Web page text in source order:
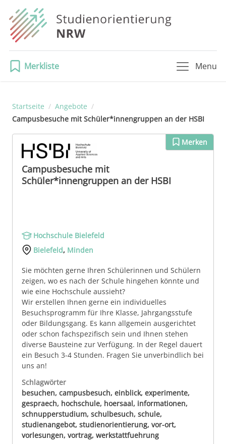
Merkliste Menu
Startseite / Angebote /
Campusbesuche mit Schüler*innengruppen an der HSBI
Merken
Campusbesuche mit
Schüler*innengruppen an der HSBI
Hochschule Bielefeld
Bielefeld, Minden
Sie möchten gerne Ihren Schülerinnen und Schülern
zeigen, wo es nach der Schule hingehen könnte und
wie eine Hochschule aussieht?
Wir erstellen Ihnen gerne ein individuelles
Besuchsprogramm für Ihre Klasse, Jahrgangsstufe
oder Bildungsgang. Es kann allgemein ausgerichtet
oder schon fachspezifisch sein und Ihnen stehen
diverse Bausteine zur Verfügung. In der Regel dauert
ein Besuch 3-4 Stunden. Fragen Sie unverbindlich bei
uns an!
Schlagwörter
besuchen, campusbesuch, einblick, experimente,
gespraech, hochschule, hoersaal, informationen,
schnupperstudium, schulbesuch, schule,
studienangebot, studienorientierung, vor-ort,
vorlesungen, vortrag, werkstattfuehrung